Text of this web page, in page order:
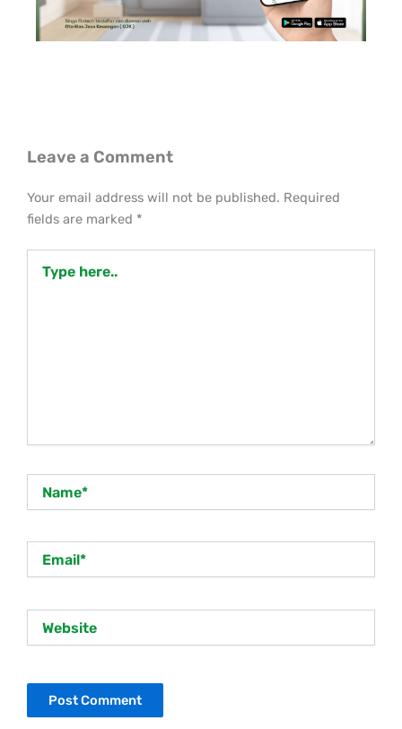
Leave a Comment
Your email address will not be published. Required
fields are marked *
here..